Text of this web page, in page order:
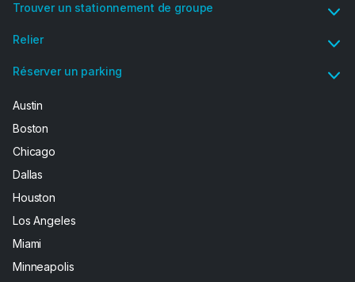
Trouver un stationnement de groupe
Relier
Réserver un parking
Austin
Boston
Chicago
Dallas
Houston
Los Angeles
Miami
Minneapolis